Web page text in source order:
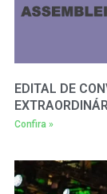
EDITAL DE
Confira »